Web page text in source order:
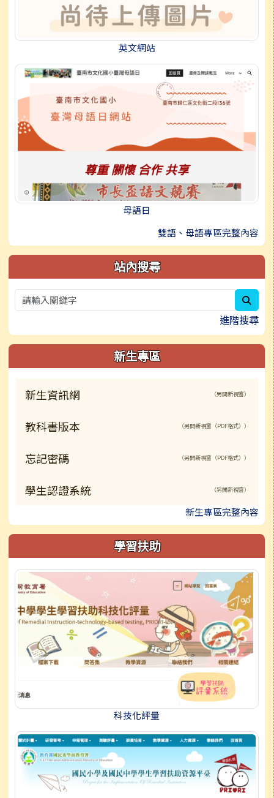
英文網站
母語日
雙語、母語專區完整內容
站內搜尋
進階搜尋
新生專區
新生資訊網 （另開新視窗）
教科書版本 （另開新視窗（PDF格式））
忘記密碼 （另開新視窗（PDF格式））
學生認證系統 （另開新視窗）
新生專區完整內容
學習扶助
科技化評量